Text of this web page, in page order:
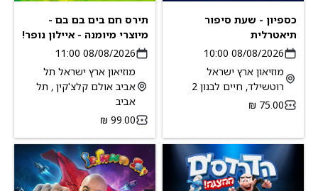
כספיון - שעת סיפור
תיאטרלית
08/08/2026 10:00
מוזיאון ארץ ישראל
רוטשילד, חיים לבנון 2
תירס חם בים בם בם -
מיוצרי מיומנה - איילון נופר!
08/08/2026 11:00
מוזיאון ארץ ישראל תל
אביב אולם קלצ'קין , תל
אביב